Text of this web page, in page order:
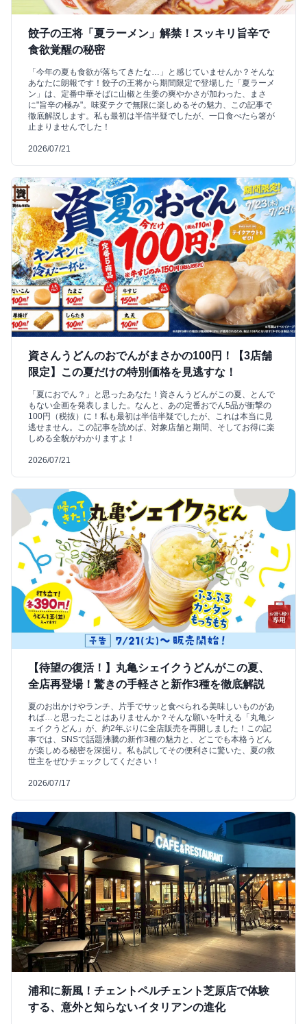
餃子の王将「夏ラーメン」解禁！スッキリ旨辛で
食欲覚醒の秘密
「今年の夏も食欲が落ちてきたな…」と感じていませんか？そんな
あなたに朗報です！餃子の王将から期間限定で登場した「夏ラーメ
ン」は、定番中華そばに山椒と生姜の爽やかさが加わった、まさ
に"旨辛の極み"。味変テクで無限に楽しめるその魅力、この記事で
徹底解説します。私も最初は半信半疑でしたが、一口食べたら箸が
止まりませんでした！
2026/07/21
資さんうどんのおでんがまさかの100円！【3店舗
限定】この夏だけの特別価格を見逃すな！
「夏におでん？」と思ったあなた！資さんうどんがこの夏、とんで
もない企画を発表しました。なんと、あの定番おでん5品が衝撃の
100円（税抜）に！私も最初は半信半疑でしたが、これは本当に見
逃せません。この記事を読めば、対象店舗と期間、そしてお得に楽
しめる全貌がわかりますよ！
2026/07/21
【待望の復活！】丸亀シェイクうどんがこの夏、
全店再登場！驚きの手軽さと新作3種を徹底解説
夏のお出かけやランチ、片手でサッと食べられる美味しいものがあ
れば…と思ったことはありませんか？そんな願いを叶える「丸亀シ
ェイクうどん」が、約2年ぶりに全店販売を再開しました！この記
事では、SNSで話題沸騰の新作3種の魅力と、どこでも本格うどん
が楽しめる秘密を深掘り。私も試してその便利さに驚いた、夏の救
世主をぜひチェックしてください！
2026/07/17
浦和に新風！チェントペルチェント芝原店で体験
する、意外と知らないイタリアンの進化